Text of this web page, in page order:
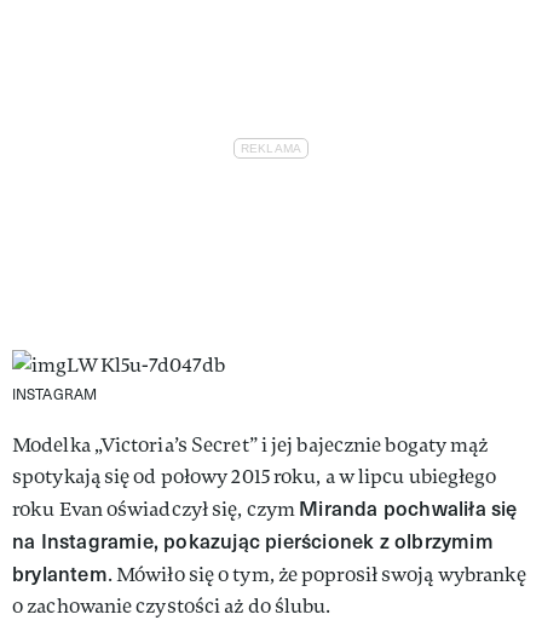
INSTAGRAM
Modelka „Victoria’s Secret” i jej bajecznie bogaty mąż
spotykają się od połowy 2015 roku, a w lipcu ubiegłego
roku Evan oświadczył się, czymMiranda pochwaliła się
na Instagramie, pokazując pierścionek z olbrzymim
brylantem. Mówiło się o tym, że poprosił swoją wybrankę
o zachowanie czystości aż do ślubu.